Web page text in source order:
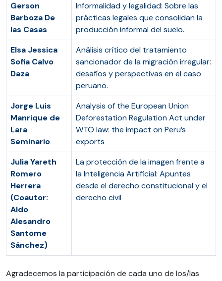
Gerson
Barboza De
las Casas
Informalidad y legalidad: Sobre las
prácticas legales que consolidan la
producción informal del suelo.
Elsa Jessica
Sofia Calvo
Daza
Análisis crítico del tratamiento
sancionador de la migración irregular:
desafíos y perspectivas en el caso
peruano.
Jorge Luis
Manrique de
Lara
Seminario
Analysis of the European Union
Deforestation Regulation Act under
WTO law: the impact on Peru’s
exports
Julia Yareth
Romero
Herrera
(Coautor:
Aldo
Alesandro
Santome
Sánchez)
La protección de la imagen frente a
la Inteligencia Artificial: Apuntes
desde el derecho constitucional y el
derecho civil
Agradecemos la participación de cada uno de los/las